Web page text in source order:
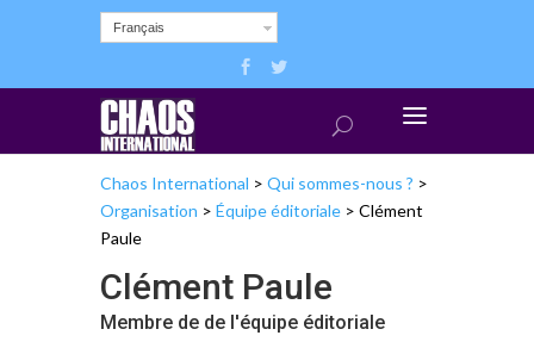
Français
Chaos International > Qui sommes-nous ? >
Organisation > Équipe éditoriale > Clément
Paule
Clément Paule
Membre de de l'équipe éditoriale